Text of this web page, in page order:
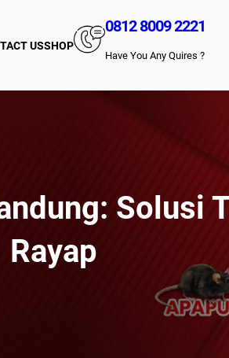
USSHOP
0812 8009 2221
Have You Any Quires ?
Solusi
Rayap